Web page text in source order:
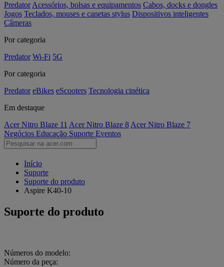
Predator Acessórios, bolsas e equipamentos Cabos, docks e dongles
Jogos Teclados, mouses e canetas stylus Dispositivos inteligentes
Câmeras
Por categoria
Predator Wi-Fi 5G
Por categoria
Predator eBikes eScooters Tecnologia cinética
Em destaque
Acer Nitro Blaze 11 Acer Nitro Blaze 8 Acer Nitro Blaze 7
Negócios Educação Suporte Eventos
Início
Suporte
Suporte do produto
Aspire K40-10
Suporte do produto
Números do modelo:
Número da peça: